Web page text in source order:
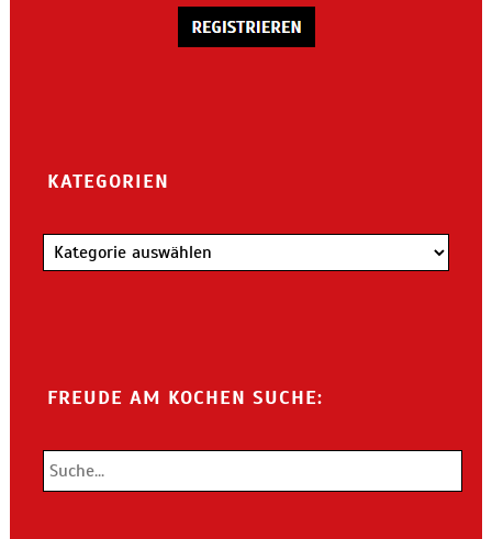
KATEGORIEN
Kategorien
FREUDE AM KOCHEN SUCHE: